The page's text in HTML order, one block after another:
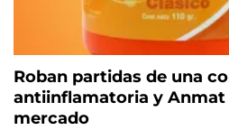
Roban partidas de una
antiinflamatoria y Anmat
mercado